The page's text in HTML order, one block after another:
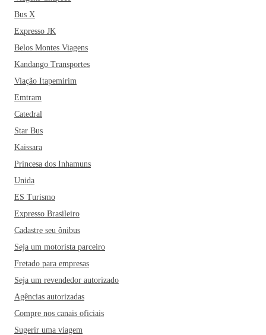
Bus X
Expresso JK
Belos Montes Viagens
Kandango Transportes
Viação Itapemirim
Emtram
Catedral
Star Bus
Kaissara
Princesa dos Inhamuns
Unida
ES Turismo
Expresso Brasileiro
Cadastre seu ônibus
Seja um motorista parceiro
Fretado para empresas
Seja um revendedor autorizado
Agências autorizadas
Compre nos canais oficiais
Sugerir uma viagem